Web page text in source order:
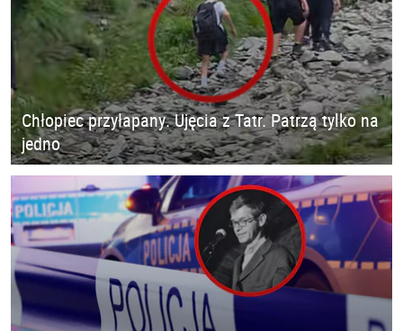
Chłopiec przyłapany. Ujęcia z Tatr. Patrzą tylko na
jedno